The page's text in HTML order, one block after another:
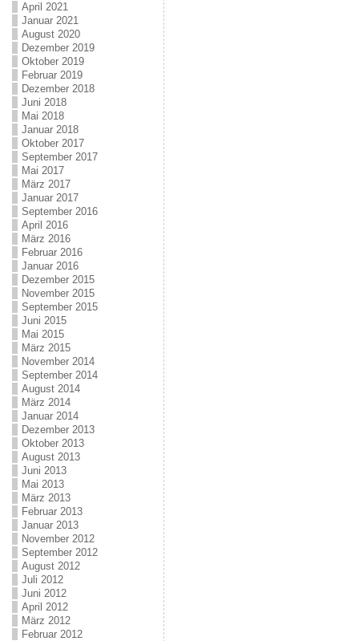
April 2021
Januar 2021
August 2020
Dezember 2019
Oktober 2019
Februar 2019
Dezember 2018
Juni 2018
Mai 2018
Januar 2018
Oktober 2017
September 2017
Mai 2017
März 2017
Januar 2017
September 2016
April 2016
März 2016
Februar 2016
Januar 2016
Dezember 2015
November 2015
September 2015
Juni 2015
Mai 2015
März 2015
November 2014
September 2014
August 2014
März 2014
Januar 2014
Dezember 2013
Oktober 2013
August 2013
Juni 2013
Mai 2013
März 2013
Februar 2013
Januar 2013
November 2012
September 2012
August 2012
Juli 2012
Juni 2012
April 2012
März 2012
Februar 2012